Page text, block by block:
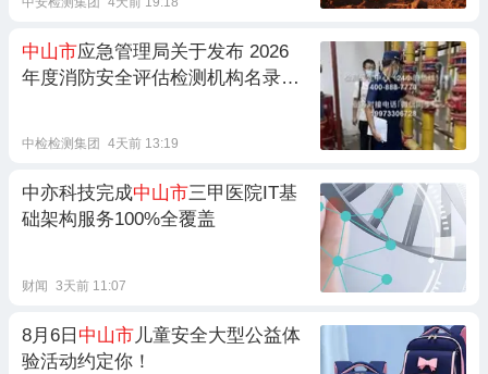
中山市应急管理局关于发布 2026
年度消防安全评估检测机构名录的
中检检测集团 4天前 13:19
中亦科技完成中山市三甲医院IT基
础架构服务100%全覆盖
财闻 3天前 11:07
8月6日 中山市 儿童安全大型公益体
验活动约定你！